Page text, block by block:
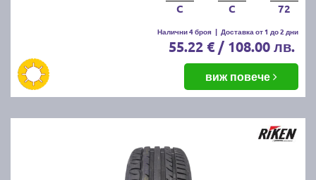
C C 72
Налични 4 броя | Доставка от 1 до 2 дни
55.22 € / 108.00 лв.
виж повече